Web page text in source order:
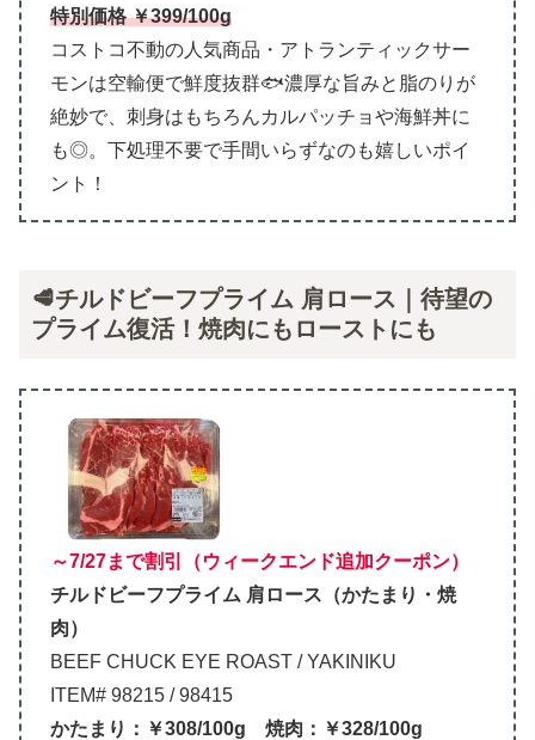
特別価格 ￥399/100g
コストコ不動の人気商品・アトランティックサー
モンは空輸便で鮮度抜群🐟濃厚な旨みと脂のりが
絶妙で、刺身はもちろんカルパッチョや海鮮丼に
も◎。下処理不要で手間いらずなのも嬉しいポイ
ント！
🥩チルドビーフプライム 肩ロース｜待望の
プライム復活！焼肉にもローストにも
～7/27まで割引（ウィークエンド追加クーポン）
チルドビーフプライム 肩ロース（かたまり・焼
肉）
BEEF CHUCK EYE ROAST / YAKINIKU
ITEM# 98215 / 98415
かたまり：￥308/100g 焼肉：￥328/100g